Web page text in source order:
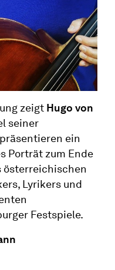
zeigt Hugo von
seiner
ein
Porträt zum Ende
österreichischen
Lyrikers und
Festspiele.